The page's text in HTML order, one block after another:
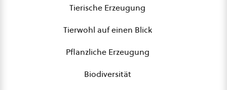
Tierische Erzeugung
Tierwohl auf einen Blick
Pflanzliche Erzeugung
Biodiversität